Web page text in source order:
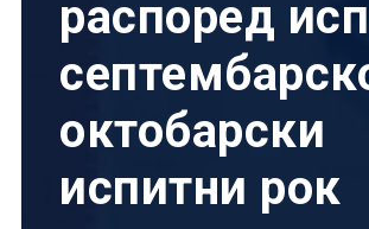
распоред
октобарски
испитни рок